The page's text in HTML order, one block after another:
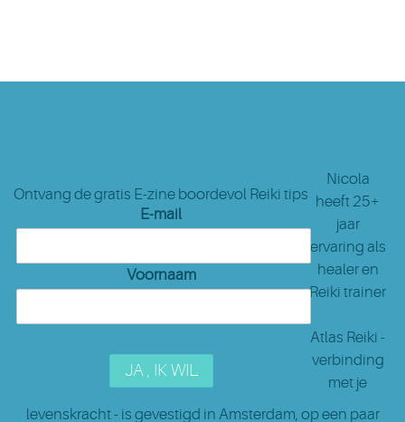
Ontvang de gratis E-zine boordevol Reiki tips
E-mail
Voornaam
Nicola
heeft 25+
jaar
ervaring als
healer en
Reiki trainer
Atlas Reiki -
verbinding
met je
levenskracht - is gevestigd in Amsterdam, op een paar